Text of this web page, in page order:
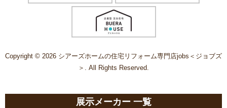
Copyright © 2026 シアーズホームの住宅リフォーム専門店jobs＜ジョブズ
＞. All Rights Reserved.
展示メーカー 一覧